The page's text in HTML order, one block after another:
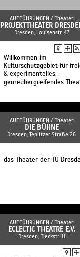
AUFFÜHRUNGEN / Theater
PROJEKTTHEATER
Dresden, Louisenstr. 47
Willkommen im
Kulturschutzgebiet für
& experimentelles,
genreübergreifendes
AUFFÜHRUNGEN / Theater
DIE BÜHNE
Dresden, Teplitzer Straße 26
das Theater der TU
AUFFÜHRUNGEN / Theater
ECLECTIC THEATRE E.V.
Dresden, Tieckstr. 11